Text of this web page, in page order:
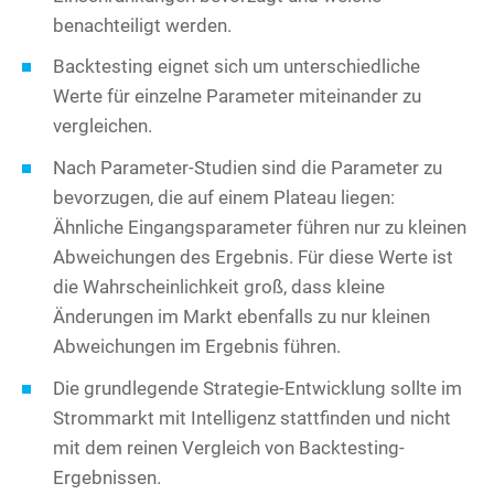
benachteiligt werden.
Backtesting eignet sich um unterschiedliche
Werte für einzelne Parameter miteinander zu
vergleichen.
Nach Parameter-Studien sind die Parameter zu
bevorzugen, die auf einem Plateau liegen:
Ähnliche Eingangsparameter führen nur zu kleinen
Abweichungen des Ergebnis. Für diese Werte ist
die Wahrscheinlichkeit groß, dass kleine
Änderungen im Markt ebenfalls zu nur kleinen
Abweichungen im Ergebnis führen.
Die grundlegende Strategie-Entwicklung sollte im
Strommarkt mit Intelligenz stattfinden und nicht
mit dem reinen Vergleich von Backtesting-
Ergebnissen.